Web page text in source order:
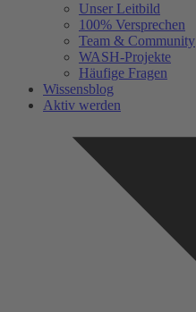
Unser Leitbild
100% Versprechen
Team & Community
WASH-Projekte
Häufige Fragen
Wissensblog
Aktiv werden